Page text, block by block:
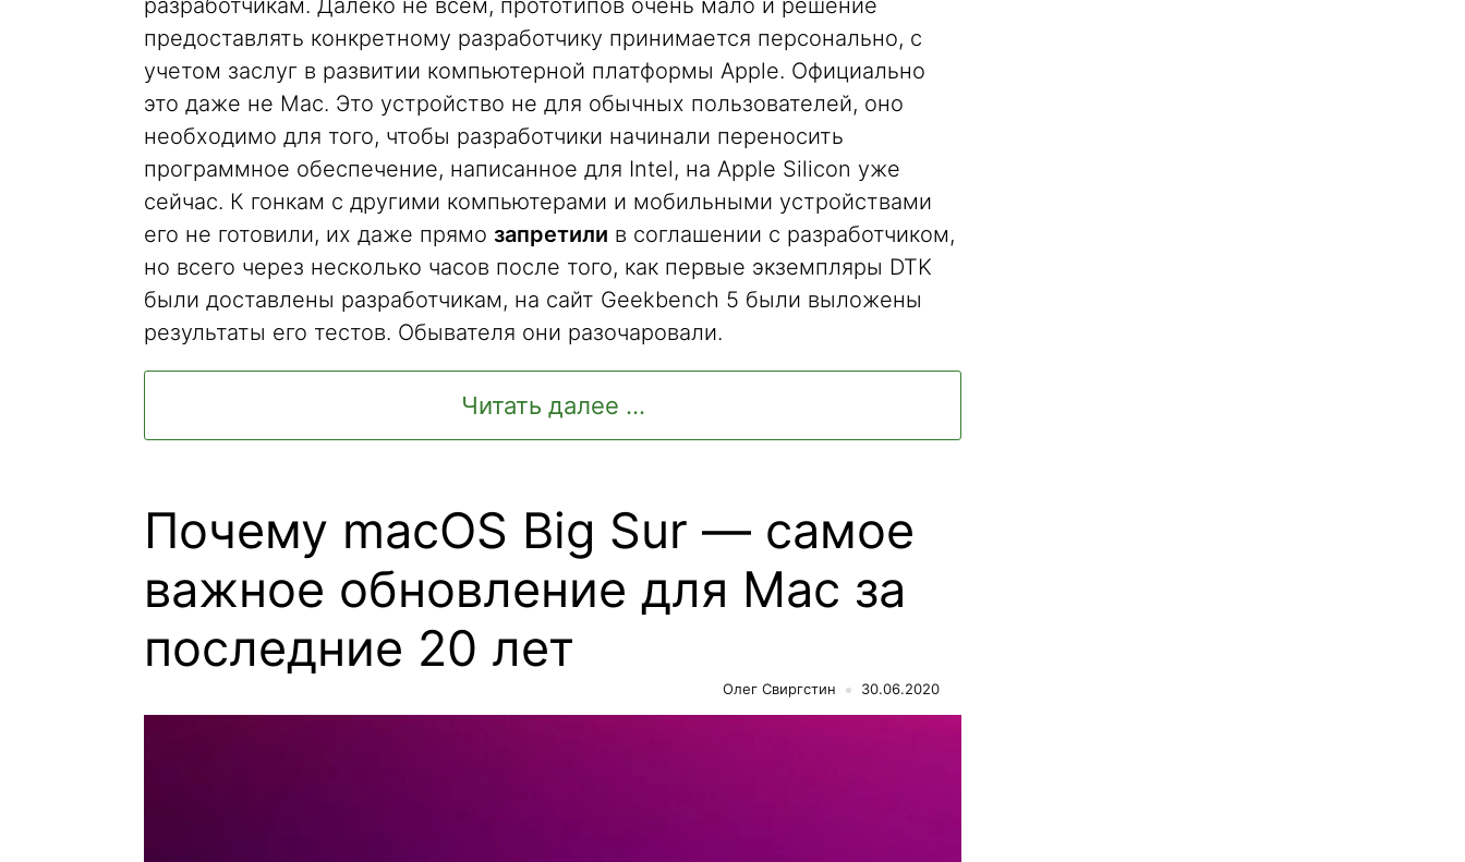
разработчикам. Далеко не всем, прототипов очень мало и решение
предоставлять конкретному разработчику принимается персонально, с
учетом заслуг в развитии компьютерной платформы Apple. Официально
это даже не Mac. Это устройство не для обычных пользователей, оно
необходимо для того, чтобы разработчики начинали переносить
программное обеспечение, написанное для Intel, на Apple Silicon уже
сейчас. К гонкам с другими компьютерами и мобильными устройствами
его не готовили, их даже прямо запретили в соглашении с разработчиком,
но всего через несколько часов после того, как первые экземпляры DTK
были доставлены разработчикам, на сайт Geekbench 5 были выложены
результаты его тестов. Обывателя они разочаровали.
Читать далее ...
Почему macOS Big Sur — самое
важное обновление для Mac за
последние 20 лет
Олег Свиргстин 30.06.2020